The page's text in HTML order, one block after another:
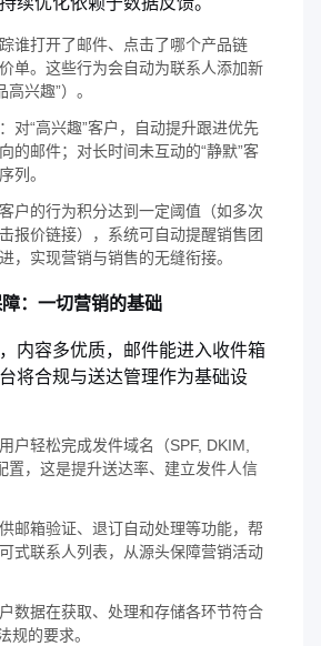
谁打开了邮件、点击了哪个产品链
单。这些行为会自动为联系人添加新
兴趣”）。
：对“高兴趣”客户，自动提升跟进优先
的邮件；对长时间未互动的“静默”客
列。
户的行为积分达到一定阈值（如多次
报价链接），系统可自动提醒销售团
，实现营销与销售的无缝衔接。
：一切营销的基础
内容多优质，邮件能进入收件箱
将合规与送达管理作为基础设
户轻松完成发件域名（SPF, DKIM,
置，这是提升送达率、建立发件人信
邮箱验证、退订自动处理等功能，帮
式联系人列表，从源头保障营销活动
数据在获取、处理和存储各环节符合
规的要求。